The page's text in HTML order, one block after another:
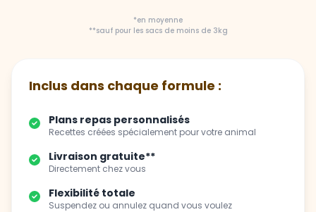
*en moyenne
**sauf pour les sacs de moins de 3kg
Inclus dans chaque formule :
Plans repas personnalisés
Recettes créées spécialement pour votre animal
Livraison gratuite**
Directement chez vous
Flexibilité totale
Suspendez ou annulez quand vous voulez